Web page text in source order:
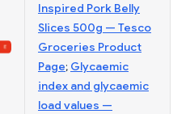
Inspired Pork Belly
Slices 500g — Tesco
Groceries Product
Page; Glycaemic
index and glycaemic
load values —